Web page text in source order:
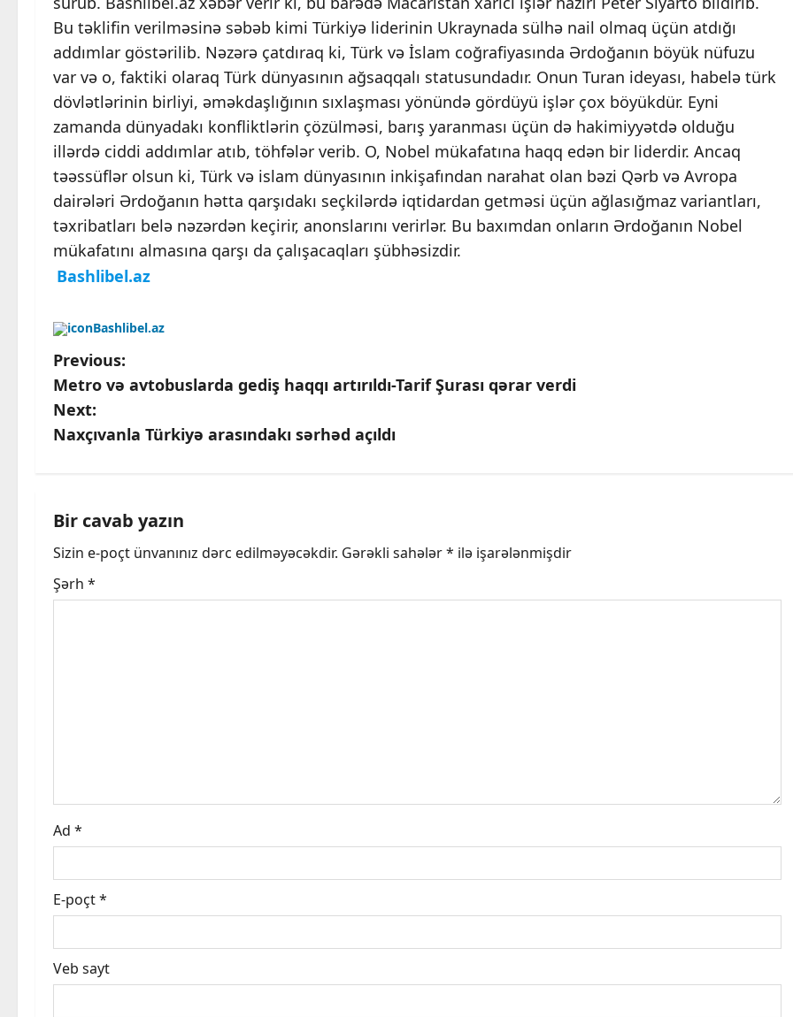
Bu təklifin verilməsinə səbəb kimi Türkiyə liderinin Ukraynada sülhə nail olmaq üçün atdığı
addımlar göstərilib. Nəzərə çatdıraq ki, Türk və İslam coğrafiyasında Ərdoğanın böyük nüfuzu
var və o, faktiki olaraq Türk dünyasının ağsaqqalı statusundadır. Onun Turan ideyası, habelə türk
dövlətlərinin birliyi, əməkdaşlığının sıxlaşması yönündə gördüyü işlər çox böyükdür. Eyni
zamanda dünyadakı konfliktlərin çözülməsi, barış yaranması üçün də hakimiyyətdə olduğu
illərdə ciddi addımlar atıb, töhfələr verib. O, Nobel mükafatına haqq edən bir liderdir. Ancaq
təəssüflər olsun ki, Türk və islam dünyasının inkişafından narahat olan bəzi Qərb və Avropa
dairələri Ərdoğanın hətta qarşıdakı seçkilərdə iqtidardan getməsi üçün ağlasığmaz variantları,
təxribatları belə nəzərdən keçirir, anonslarını verirlər. Bu baxımdan onların Ərdoğanın Nobel
mükafatını almasına qarşı da çalışacaqları şübhəsizdir.
Bashlibel.az
Bashlibel.az
P
o
s
n
a
v
o
n
Previous:
Metro və avtobuslarda gediş haqqı artırıldı-Tarif Şurası qərar verdi
Next:
Naxçıvanla Türkiyə arasındakı sərhəd açıldı
Bir cavab yazın
Sizin e-poçt ünvanınız dərc edilməyəcəkdir. Gərəkli sahələr* ilə işarələnmişdir
Şərh *
Ad *
E-poçt*
Veb sayt